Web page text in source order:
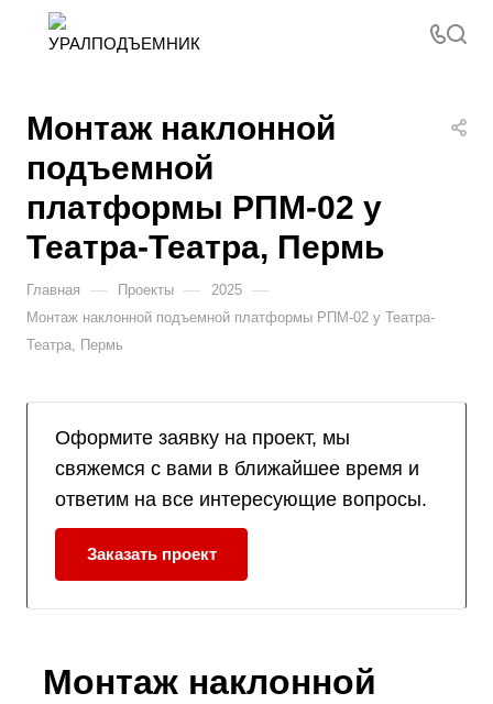
Монтаж наклонной
подъемной
платформы РПМ-02 у
Театра-Театра, Пермь
Главная — Проекты — 2025 —
Монтаж наклонной подъемной платформы РПМ-02 у Театра-
Театра, Пермь
Оформите заявку на проект, мы
свяжемся с вами в ближайшее время и
ответим на все интересующие вопросы.
Заказать проект
Монтаж наклонной